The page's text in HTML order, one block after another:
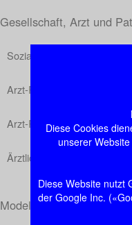
Diese Cookies
unserer
Diese Website nutzt
der Google Inc.
Gesellschaft, Arzt und
Sozialisation
Arzt-Patient-Beziehung
Arzt-Patient-
Ärztliche Maßnahmen
Modelle